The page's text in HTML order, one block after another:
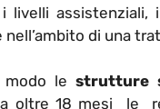
livelli
di una
le strutture
oltre 18 mesi le